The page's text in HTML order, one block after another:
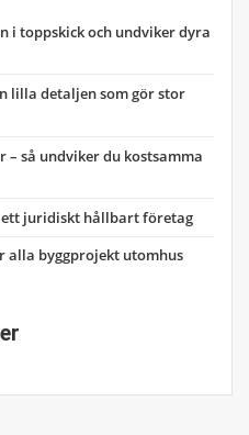
i toppskick och undviker dyra
lilla detaljen som gör stor
– så undviker du kostsamma
ett juridiskt hållbart företag
alla byggprojekt utomhus